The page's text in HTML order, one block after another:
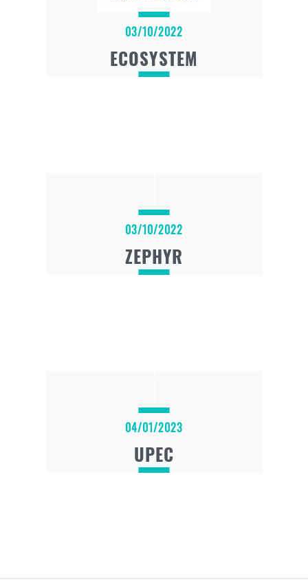
03/10/2022
ECOSYSTEM
03/10/2022
ZEPHYR
04/01/2023
UPEC